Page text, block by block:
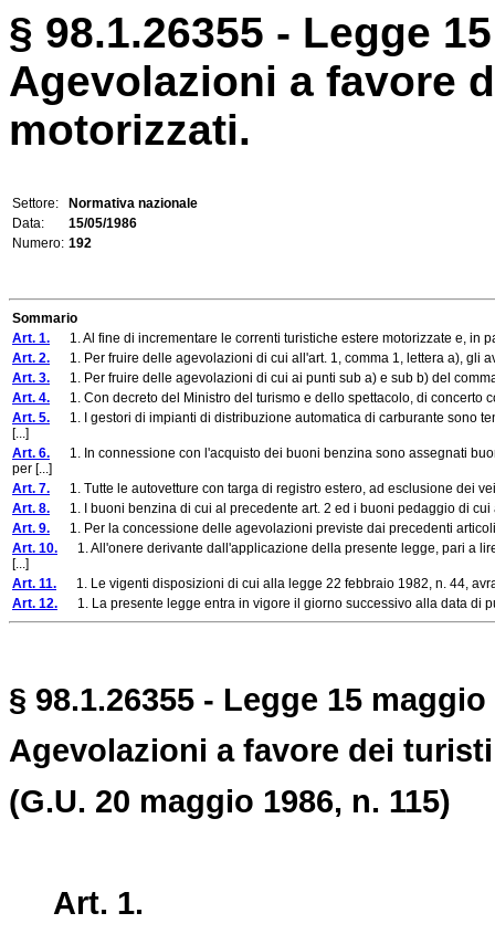
§ 98.1.26355 - Legge
Agevolazioni a favore
motorizzati.
Settore:
Normativa nazionale
Data:
15/05/1986
Numero: 192
Sommario
Art. 1. 1. Al fine di incrementare le correnti turistiche estere motorizzate e, in
Art. 2. 1. Per fruire delle agevolazioni di cui all'art. 1, comma 1, lettera a), gli
Art. 3. 1. Per fruire delle agevolazioni di cui ai punti sub a) e sub b) del
Art. 4. 1. Con decreto del Ministro del turismo e dello spettacolo, di concerto
Art. 5. 1. I gestori di impianti di distribuzione automatica di carburante sono
[...]
Art. 6. 1. In connessione con l'acquisto dei buoni benzina sono assegnati
per [...]
Art. 7. 1. Tutte le autovetture con targa di registro estero, ad esclusione dei
Art. 8. 1. I buoni benzina di cui al precedente art. 2 ed i buoni pedaggio di cui
Art. 9. 1. Per la concessione delle agevolazioni previste dai precedenti
Art. 10. 1. All'onere derivante dall'applicazione della presente legge, pari a
[...]
Art. 11. 1. Le vigenti disposizioni di cui alla legge 22 febbraio 1982, n. 44,
Art. 12. 1. La presente legge entra in vigore il giorno successivo alla data di
§ 98.1.26355 - Legge 15
Agevolazioni a favore dei
(G.U. 20 maggio 1986, n. 115)
Art. 1.